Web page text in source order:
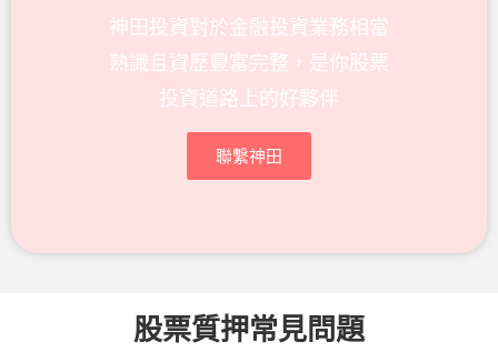
神田投資對於金融投資業務相當
熟識且資歷豐富完整，是你股票
投資道路上的好夥伴
聯繫神田
股票質押常見問題